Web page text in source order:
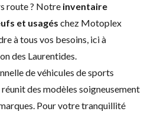
route ? Notre inventaire
et usagés chez Motoplex
à tous vos besoins, ici à
des Laurentides.
de véhicules de sports
des modèles soigneusement
Pour votre tranquillité